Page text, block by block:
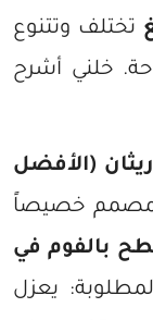
تختلف وتتنوع
خلني أشرح
(الأفضل
المصمم خصيصاً
بالفوم في
يعزل